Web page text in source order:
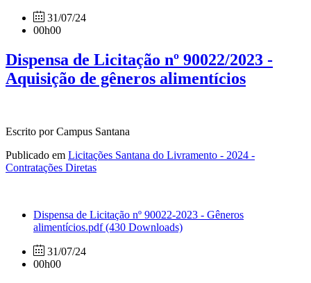
31/07/24
00h00
Dispensa de Licitação nº 90022/2023 -
Aquisição de gêneros alimentícios
Escrito por Campus Santana
Publicado em Licitações Santana do Livramento - 2024 -
Contratações Diretas
Dispensa de Licitação nº 90022-2023 - Gêneros
alimentícios.pdf(430 Downloads)
31/07/24
00h00